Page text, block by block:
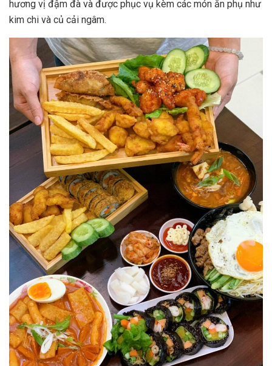
hương vị đậm đà và được phục vụ kèm các món ăn phụ như
kim chi và củ cải ngâm.